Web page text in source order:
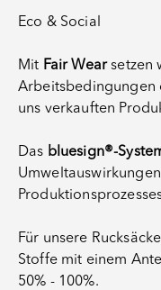
Eco & Social
Mit Fair Wearsetzen
Arbeitsbedingungen
uns verkauften
Das bluesign®-
Für unsere
Stoffe mit einem
50% - 100%.